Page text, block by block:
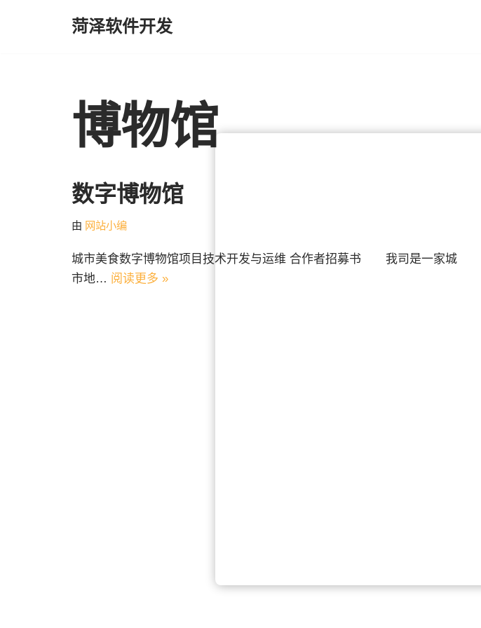
菏泽软件开发
博物馆
数字博物馆
由 网站小编
城市美食数字博物馆项目技术开发与运维 合作者招募书 我司是一家城
市地… 阅读更多 »